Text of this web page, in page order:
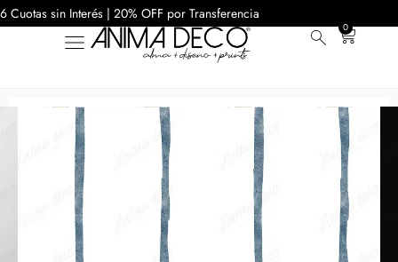
6 Cuotas sin Interés | 20% OFF por Transferencia
0